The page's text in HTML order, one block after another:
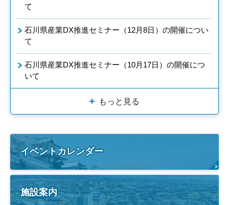
て
石川県産業DX推進セミナー（12月8日）の開催につい
て
石川県産業DX推進セミナー（10月17日）の開催につ
いて
もっと見る
イベントカレンダー
施設案内